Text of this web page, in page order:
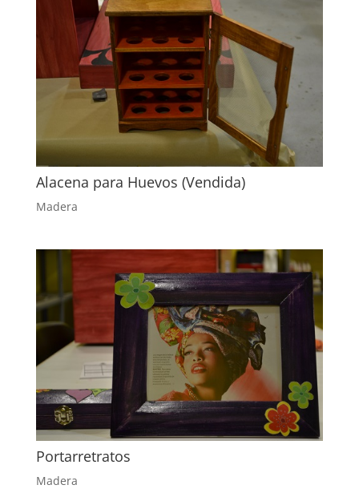
Alacena para Huevos (Vendida)
Madera
Portarretratos
Madera